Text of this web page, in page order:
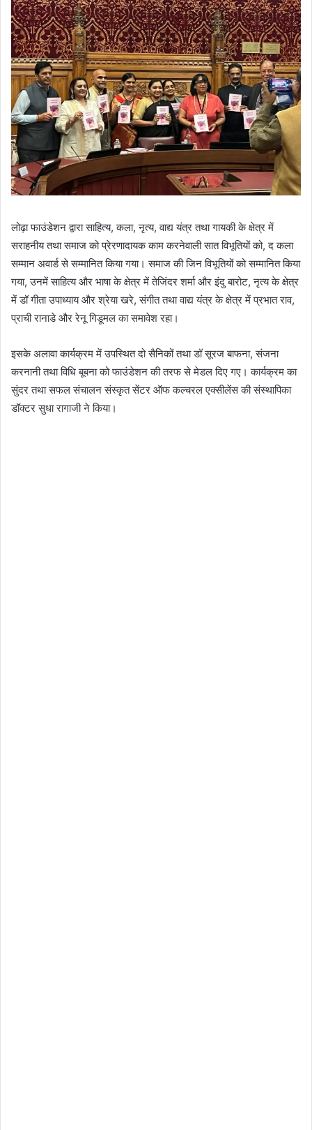
लोढ़ा फाउंडेशन द्वारा साहित्य, कला, नृत्य, वाद्य यंत्र तथा गायकी के क्षेत्र में
सराहनीय तथा समाज को प्रेरणादायक काम करनेवाली सात विभूतियों को, द कला
सम्मान अवार्ड से सम्मानित किया गया। समाज की जिन विभूतियों को सम्मानित किया
गया, उनमें साहित्य और भाषा के क्षेत्र में तेजिंदर शर्मा और इंदु बारोट, नृत्य के क्षेत्र
में डॉ गीता उपाध्याय और श्रेया खरे, संगीत तथा वाद्य यंत्र के क्षेत्र में प्रभात राव,
प्राची रानाडे और रेनू गिडूमल का समावेश रहा।
इसके अलावा कार्यक्रम में उपस्थित दो सैनिकों तथा डॉ सूरज बाफना, संजना
करनानी तथा विधि बूबना को फाउंडेशन की तरफ से मेडल दिए गए। कार्यक्रम का
सुंदर तथा सफल संचालन संस्कृत सेंटर ऑफ कल्चरल एक्सीलेंस की संस्थापिका
डॉक्टर सुधा रागाजी ने किया।